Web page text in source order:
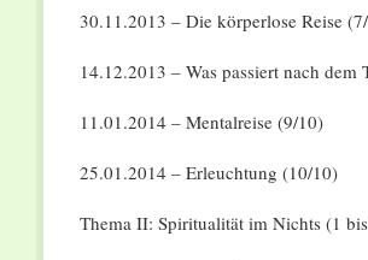
30.11.2013 – Die körperlose Reise
14.12.2013 – Was passiert nach dem
11.01.2014 – Mentalreise (9/10)
25.01.2014 – Erleuchtung (10/10)
Thema II: Spiritualität im Nichts (1